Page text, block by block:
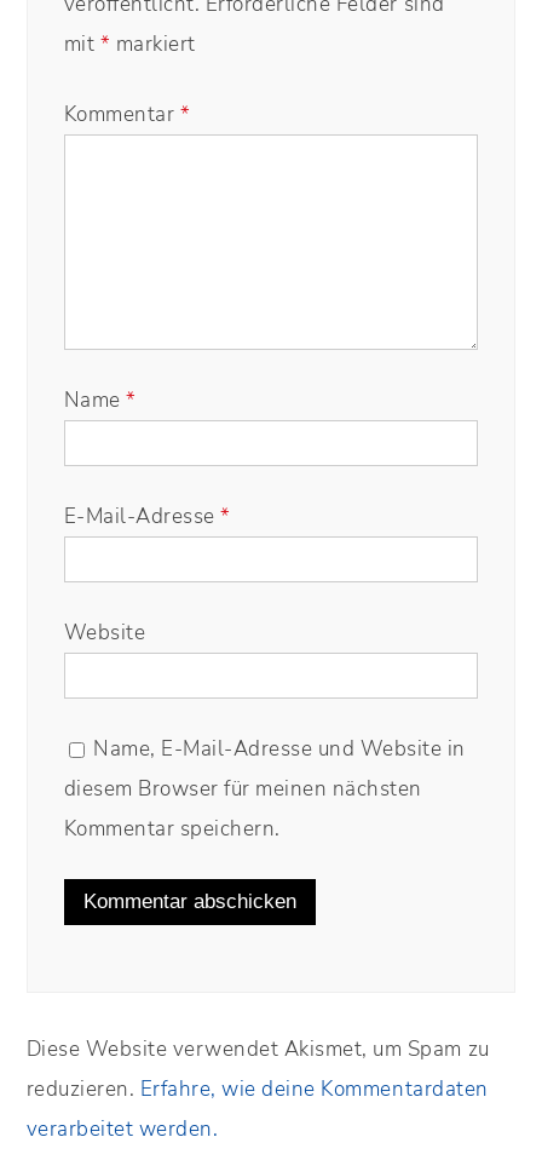
mit * markiert
Kommentar *
Name*
E-Mail-Adresse*
Website
Name, E-Mail-Adresse und Website in
diesem Browser für meinen nächsten
Kommentar speichern.
Diese Website verwendet Akismet, um Spam zu
reduzieren. Erfahre, wie deine Kommentardaten
verarbeitet werden.